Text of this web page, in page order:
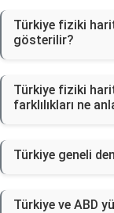
Türkiye fiziki
gösterilir?
Türkiye fiziki
farklılıkları ne
Türkiye geneli
Türkiye ve ABD